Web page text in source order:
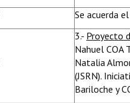
Se acuerda
3.- Proyecto
Nahuel COA
Natalia
(JSRN).
Bariloche y